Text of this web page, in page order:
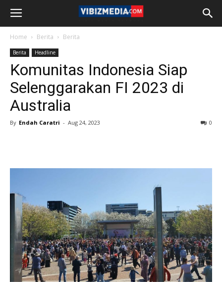
Home Berita Berita
Berita Headline
Komunitas Indonesia Siap
Selenggarakan FI 2023 di
Australia
By Endah Caratri - Aug 24, 2023 0